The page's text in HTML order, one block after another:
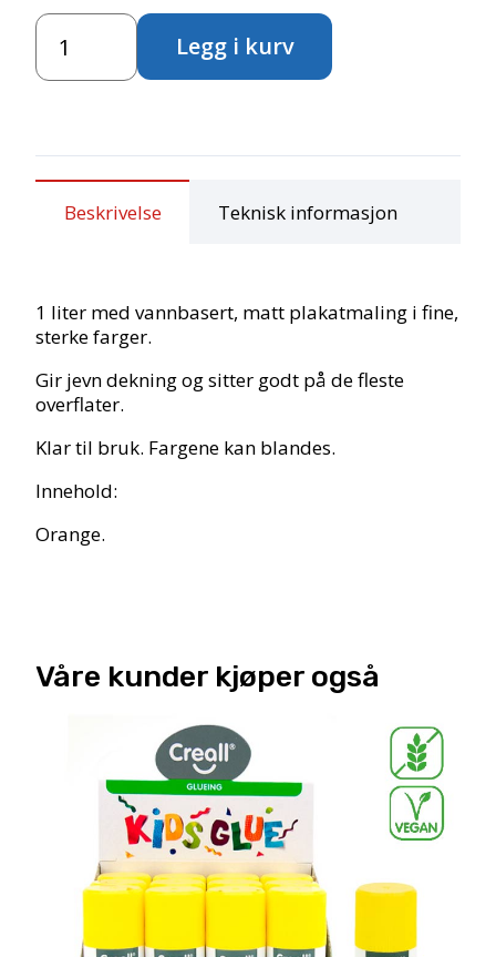
Basic
Color
-
Legg i kurv
Beskrivelse Teknisk informasjon
1 liter med vannbasert, matt plakatmaling i fine,
sterke farger.
Gir jevn dekning og sitter godt på de fleste
overflater.
Klar til bruk. Fargene kan blandes.
Innehold:
Orange.
Våre kunder kjøper også